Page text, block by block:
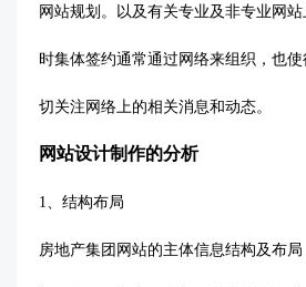
网站规划。以及有关专业及非专业网
时集体签约通常通过网络来组织，也
切关注网络上的相关消息和动态。
网站设计制作的分析
1、结构布局
房地产集团网站的主体信息结构及布